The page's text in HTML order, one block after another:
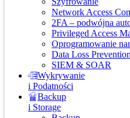
Network Access
2FA – podwójna
Privileged Access
Oprogramowanie
Data Loss Prevention
SIEM & SOAR
Wykrywanie
i Podatności
Backup
i Storage